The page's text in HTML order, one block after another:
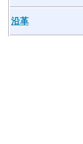
沿革